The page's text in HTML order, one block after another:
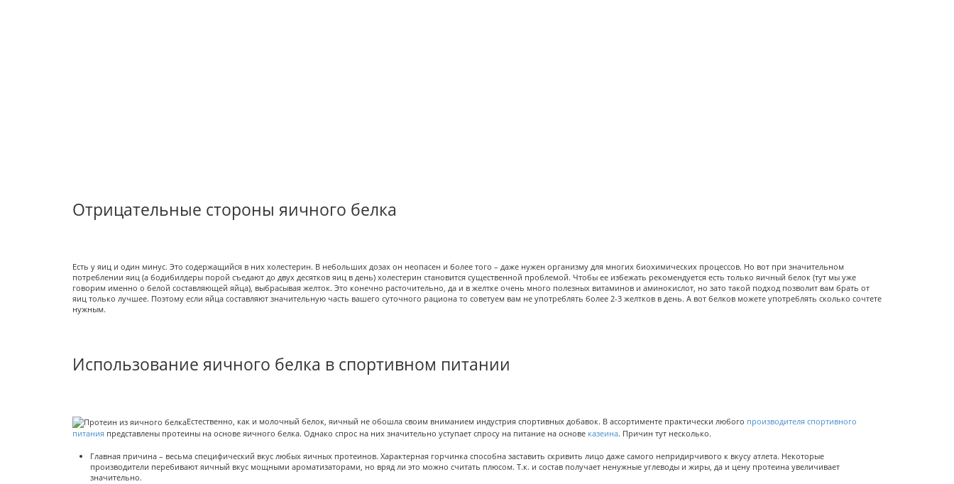
Отрицательные стороны яичного белка
Есть у яиц и один минус. Это содержащийся в них холестерин. В небольших дозах он неопасен и более того – даже нужен организму для многих биохимических процессов. Но вот при значительном
потреблении яиц (а бодибилдеры порой съедают до двух десятков яиц в день) холестерин становится существенной проблемой. Чтобы ее избежать рекомендуется есть только яичный белок (тут мы уже
говорим именно о белой составляющей яйца), выбрасывая желток. Это конечно расточительно, да и в желтке очень много полезных витаминов и аминокислот, но зато такой подход позволит вам брать от
яиц только лучшее. Поэтому если яйца составляют значительную часть вашего суточного рациона то советуем вам не употреблять более 2-3 желтков в день. А вот белков можете употреблять сколько сочтете
нужным.
Использование яичного белка в спортивном питании
Естественно, как и молочный белок, яичный не обошла своим вниманием индустрия спортивных добавок. В ассортименте практически любого производителя спортивного
питания представлены протеины на основе яичного белка. Однако спрос на них значительно уступает спросу на питание на основе казеина. Причин тут несколько.
Главная причина – весьма специфический вкус любых яичных протеинов. Характерная горчинка способна заставить скривить лицо даже самого непридирчивого к вкусу атлета. Некоторые
производители перебивают яичный вкус мощными ароматизаторами, но вряд ли это можно считать плюсом. Т.к. и состав получает ненужные углеводы и жиры, да и цену протеина увеличивает
значительно.